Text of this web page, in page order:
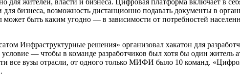
для жителей, власти и бизнеса. Цифровая платформа включает в
бизнеса, возможность дистанционно подавать документы в
быть каким угодно — ​в зависимости от потребностей
Инфраструктурные решения» организовал хакатон для
— ​чтобы в команде разработчиков был хотя бы один житель
все вузы отрасли, от одного только МИФИ было 10 команд.